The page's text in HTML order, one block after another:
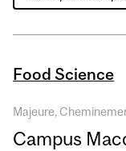
Food Science
Majeure,
Campus